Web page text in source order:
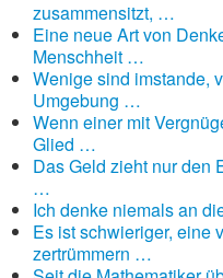
zusammensitzt, …
Eine neue Art von
Menschheit …
Wenige sind imstande,
Umgebung …
Wenn einer mit
Glied …
Das Geld zieht nur den
…
Ich denke niemals an
Es ist schwieriger, eine
zertrümmern …